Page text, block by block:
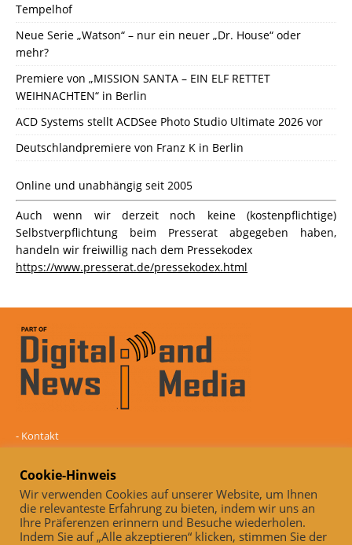
Tempelhof
Neue Serie „Watson“ – nur ein neuer „Dr. House“ oder
mehr?
Premiere von „MISSION SANTA – EIN ELF RETTET
WEIHNACHTEN“ in Berlin
ACD Systems stellt ACDSee Photo Studio Ultimate 2026 vor
Deutschlandpremiere von Franz K in Berlin
Online und unabhängig seit 2005
Auch wenn wir derzeit noch keine (kostenpflichtige)
Selbstverpflichtung beim Presserat abgegeben haben,
handeln wir freiwillig nach dem Pressekodex
https://www.presserat.de/pressekodex.html
- Kontakt
Datenschutz
-Impressum
Online und unabhängig seit 2005
Auch, wenn wir derzeit noch keine (kostenpflichtige)
Cookie-Hinweis
Wir verwenden Cookies auf unserer Website, um Ihnen
die relevanteste Erfahrung zu bieten, indem wir uns an
Ihre Präferenzen erinnern und Besuche wiederholen.
Indem Sie auf „Alle akzeptieren“ klicken, stimmen Sie der